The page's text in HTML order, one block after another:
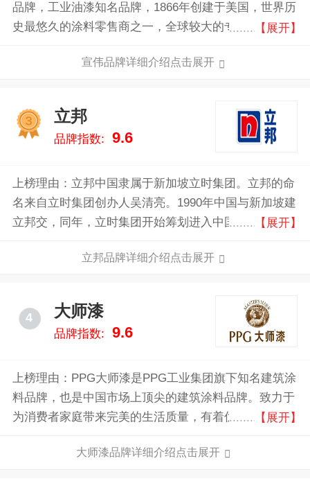
品牌，工业油漆知名品牌，1866年创建于美国，世界历
史最悠久的涂料零售商之一，全球较大的专业涂料公司
【展开】
宣伟品牌详细介绍点击展开
立邦
品牌指数: 9.6
上榜理由：立邦中国隶属于新加坡立时集团。立邦的命
名来自立时集团创办人吴清亮。1990年中国与新加坡建
立邦交，同年，立时集团开始筹划进入中国，1992年正
义是开启美好的中国与立邦的友谊。立邦，见证了中国
会的飞跃成长，成长茁壮至中国涂料行业的著名品牌。
【展开】
立邦品牌详细介绍点击展开
4 大师漆
品牌指数: 9.6
上榜理由：PPG大师漆是PPG工业集团旗下知名建筑涂
料品牌，也是中国市场上顶尖的建筑涂料品牌。致力于
为消费者家庭带来完美的生活质量，有着优良的品质和
【展开】
大师漆品牌详细介绍点击展开